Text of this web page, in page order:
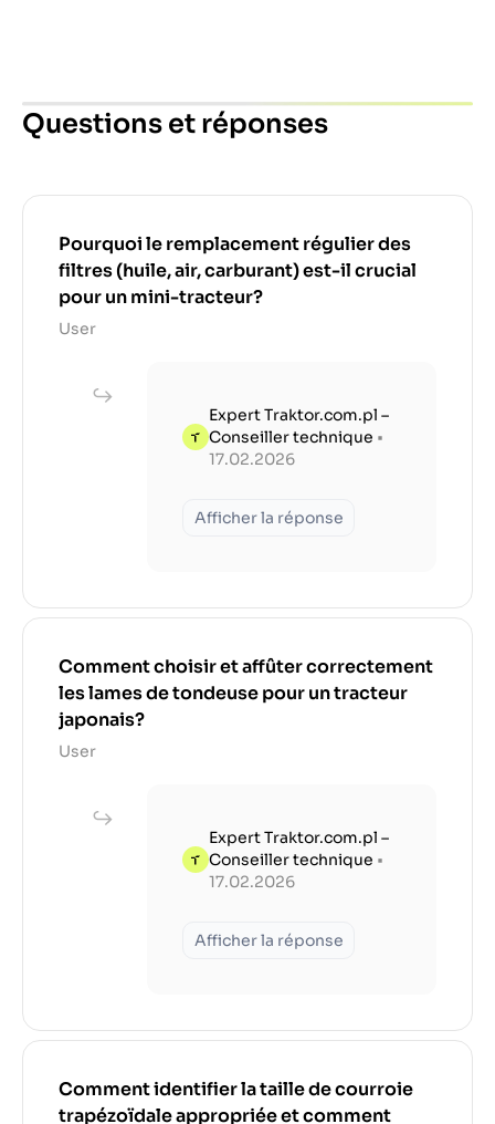
Questions et réponses
Pourquoi le remplacement régulier des
filtres (huile, air, carburant) est-il crucial
pour un mini-tracteur?
User
Expert Traktor.com.pl –
Conseiller technique •
17.02.2026
Afficher la réponse
Comment choisir et affûter correctement
les lames de tondeuse pour un tracteur
japonais?
User
Expert Traktor.com.pl –
Conseiller technique •
17.02.2026
Afficher la réponse
Comment identifier la taille de courroie
trapézoïdale appropriée et comment